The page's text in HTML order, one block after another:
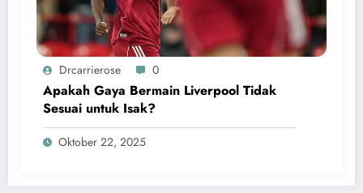
Drcarrierose 0
Apakah Gaya Bermain Liverpool Tidak
Sesuai untuk Isak?
Oktober 22, 2025